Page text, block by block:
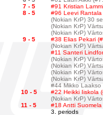
7 - 5
#91 Kristian
8 - 5
#96 Leevi Rantala
(Nokian KrP) 30
(Nokian KrP)
(Nokian KrP)
9 - 5
#38 Elias Pekari
(Nokian KrP)
#11 Santeri
(Nokian KrP)
(Nokian KrP)
(Nokian KrP)
(Nokian KrP)
#44 Mikko
10 - 5
#22 Heikki Iiskola
(Nokian KrP)
11 - 5
#18 Antti
3. periods